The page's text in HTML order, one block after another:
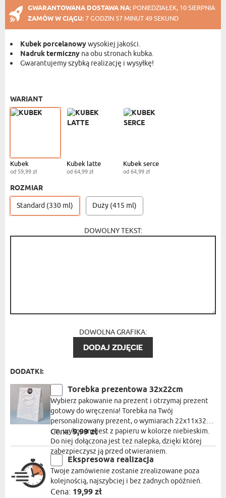
GWARANTOWANA DOSTAWA NA: PONIEDZIAŁEK, 10 SIERPNIA
ZAMÓW W CIĄGU:7 GODZIN 57 MINUT 48 SEKUND
Kubek porcelanowywysokiej jakości.
Nadruk termiczny na obu stronach kubka.
Gwarantujemy szybką realizację i wysyłkę!
WARIANT
Kubek
od 59,99 zł
Kubek latte
od 64,99 zł
Kubek serce
od 64,99 zł
ROZMIAR
Standard (330 ml) Duży (415 ml)
DOWOLNY TEKST:
DOWOLNA GRAFIKA:
DODAJ ZDJĘCIE
DODATKI:
Torebka prezentowa 32x22cm
Wybierz pakowanie na prezent i otrzymaj prezent
gotowy do wręczenia! Torebka na Twój
personalizowany prezent, o wymiarach 22x11x32
cm, wykonana jest z papieru w kolorze niebieskim.
Do niej dołączona jest też nalepka, dzięki której
zabezpieczysz ją przed otwieraniem.
Cena:9,99 zł
Ekspresowa realizacja
Twoje zamówienie zostanie zrealizowane poza
kolejnością, najszybciej i bez żadnych opóźnień.
Cena: 19,99 zł